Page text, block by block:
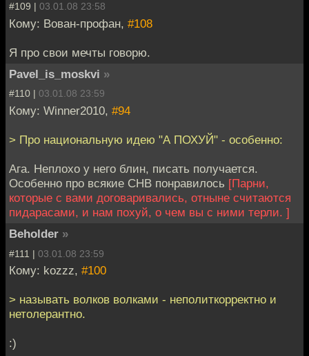
#109 | 03.01.08 23:58
Кому: Вован-профан, #108
Я про свои мечты говорю.
Pavel_is_moskvi »
#110 | 03.01.08 23:59
Кому: Winner2010, #94
> Про национальную идею "А ПОХУЙ" - особенно:
Ага. Неплохо у него блин, писать получается.
Особенно про всякие СНВ понравилось [Парни,
которые с вами договаривались, отныне считаются
пидарасами, и нам похуй, о чем вы с ними терли. ]
Beholder »
#111 | 03.01.08 23:59
Кому: kozzz, #100
> называть волков волками - неполиткорректно и
нетолерантно.
:)